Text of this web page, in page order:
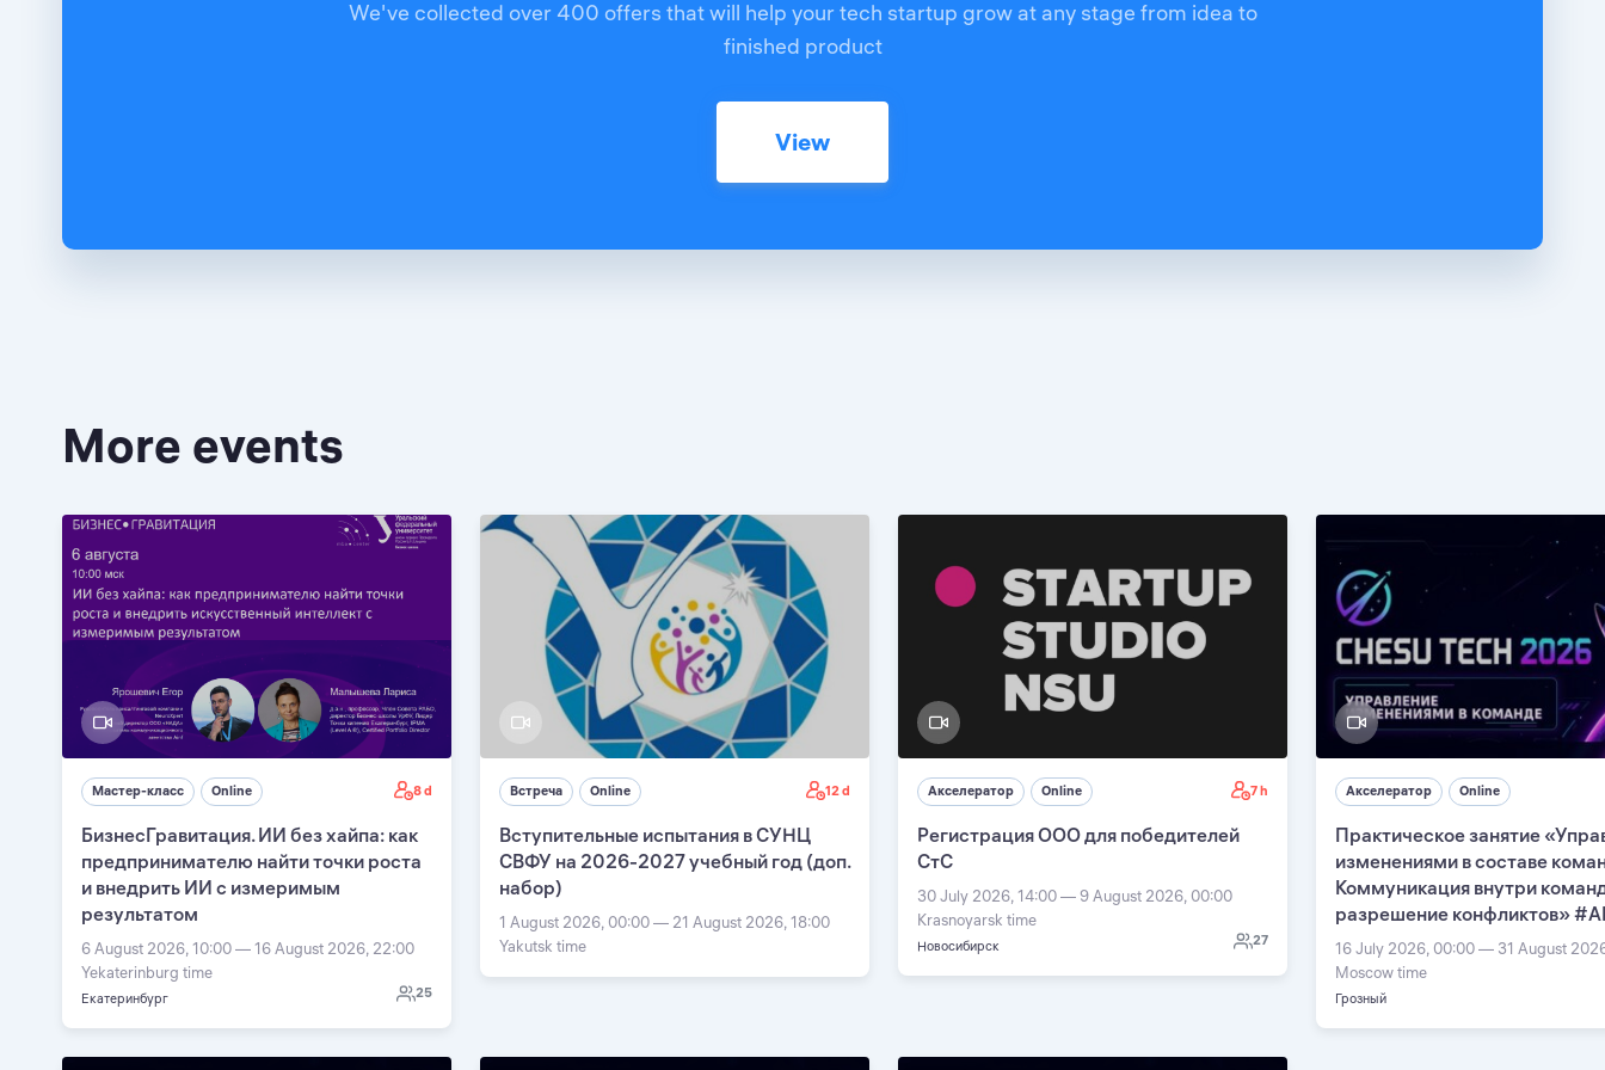
We've collected over 400 offers that will help your tech startup grow at any stage from idea to
finished product
View
More events
Мастер-класс Online 8 d
БизнесГравитация. ИИ без хайпа: как
предпринимателю найти точки роста
и внедрить ИИ с измеримым
результатом
6 August 2026, 10:00 — 16 August 2026, 22:00
Yekaterinburg time
Екатеринбург 25
Встреча Online 12 d
Вступительные испытания в СУНЦ
СВФУ на 2026-2027 учебный год (доп.
набор)
1 August 2026, 00:00 — 21 August 2026, 18:00
Yakutsk time
Акселератор Online 7 h
Регистрация ООО для победителей
СтС
30 July 2026, 14:00 — 9 August 2026, 00:00
Krasnoyarsk time
Новосибирск 27
Акселератор Online
Практическое занятие
изменениями в составе
Коммуникация внутри
разрешение конфликтов»
16 July 2026, 00:00 — 31 August
Moscow time
Грозный